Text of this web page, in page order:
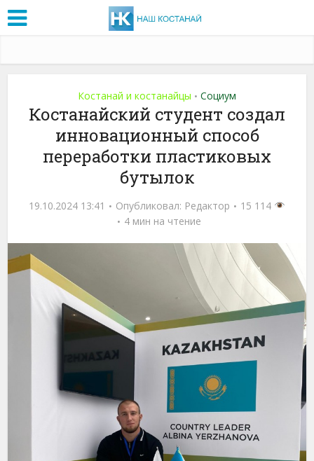
Костанай и костанайцы • Социум
Костанайский студент создал
инновационный способ
переработки пластиковых
бутылок
19.10.2024 13:41 Опубликовал: Редактор
15 114
4 мин на чтение